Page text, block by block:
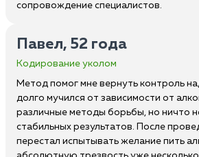
сопровождение специалистов.
Павел, 52 года
Кодирование уколом
Метод помог мне вернуть контроль
долго мучился от зависимости от
различные методы борьбы, но ничто
стабильных результатов. После
перестал испытывать желание пить